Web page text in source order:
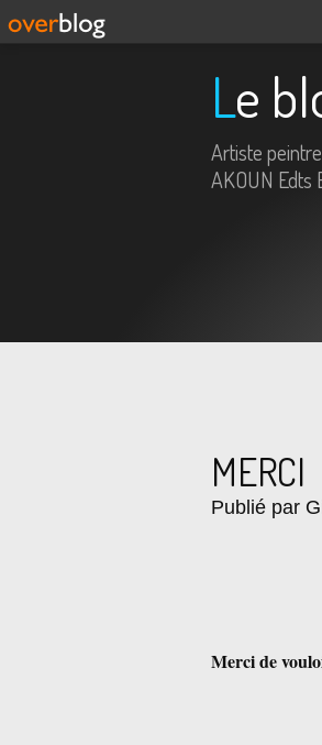
Le
Artiste
AKOUN Edts
MERCI
Publié par
Merci de